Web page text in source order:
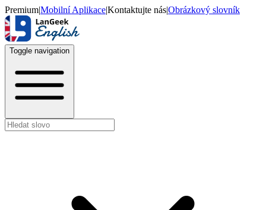
Premium|Mobilní Aplikace|Kontaktujte nás|Obrázkový slovník
Toggle navigation